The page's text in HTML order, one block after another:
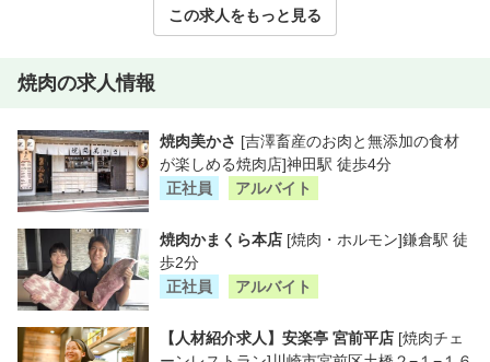
この求人をもっと見る
焼肉の求人情報
焼肉美かさ [吉澤畜産のお肉と無添加の食材
が楽しめる焼肉店]神田駅 徒歩4分
正社員
アルバイト
焼肉かまくら本店 [焼肉・ホルモン]鎌倉駅 徒
歩2分
正社員
アルバイト
【人材紹介求人】安楽亭 宮前平店 [焼肉チェ